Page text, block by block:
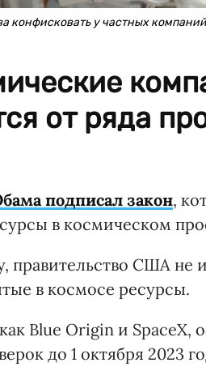
конфисковать у частных
от ряда
подписал закон,
в космическом
правительство США не
в космосе ресурсы.
Blue Origin и SpaceX,
до 1 октября 2023